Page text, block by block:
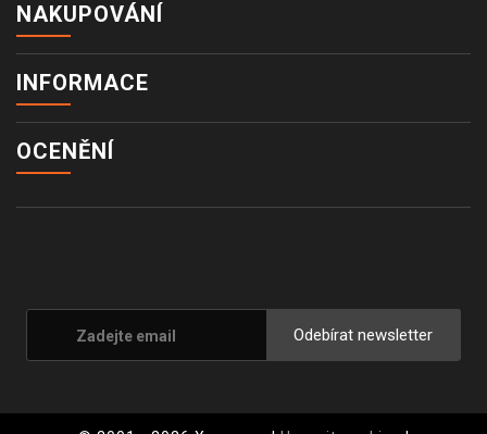
NAKUPOVÁNÍ
INFORMACE
OCENĚNÍ
Odebírat newsletter